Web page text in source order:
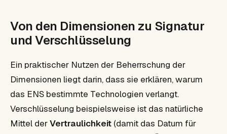
Von den Dimensionen zu Signatur
und Verschlüsselung
Ein praktischer Nutzen der Beherrschung der
Dimensionen liegt darin, dass sie erklären, warum
das ENS bestimmte Technologien verlangt.
Verschlüsselung beispielsweise ist das natürliche
Mittel derVertraulichkeit (damit das Datum für